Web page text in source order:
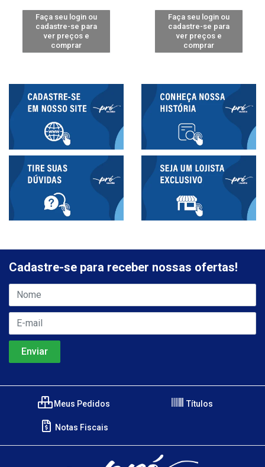
Faça seu login ou
cadastre-se para
ver preços e
comprar
Faça seu login ou
cadastre-se para
ver preços e
comprar
Cadastre-se para receber nossas ofertas!
Meus Pedidos Títulos
Notas Fiscais